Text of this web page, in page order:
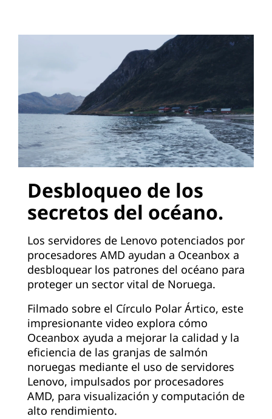
Desbloqueo de los
secretos del océano.
Los servidores de Lenovo potenciados por
procesadores AMD ayudan a Oceanbox a
desbloquear los patrones del océano para
proteger un sector vital de Noruega.
Filmado sobre el Círculo Polar Ártico, este
impresionante video explora cómo
Oceanbox ayuda a mejorar la calidad y la
eficiencia de las granjas de salmón
noruegas mediante el uso de servidores
Lenovo, impulsados por procesadores
AMD, para visualización y computación de
alto rendimiento.